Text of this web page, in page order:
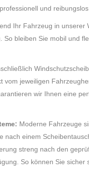
und reibungslos
Ihr Fahrzeug in unserer
So bleiben Sie mobil und
vom jeweiligen
wir Ihnen eine
Moderne Fahrzeuge
nach einem
streng nach den
So können Sie sicher